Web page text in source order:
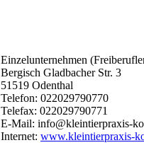
Einzelunternehmen
Bergisch Gladbacher Str. 3
51519 Odenthal
Telefon: 022029790770
Telefax: 022029790771
E-Mail: info@kleintierpraxis-
Internet: www.kleintierpraxis-